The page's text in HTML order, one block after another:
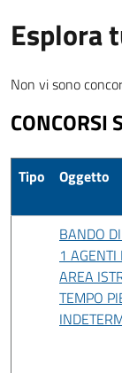
Esplora
Non vi sono
CONCORSI
Tipo Oggetto
BANDO
1
AREA
TEMPO